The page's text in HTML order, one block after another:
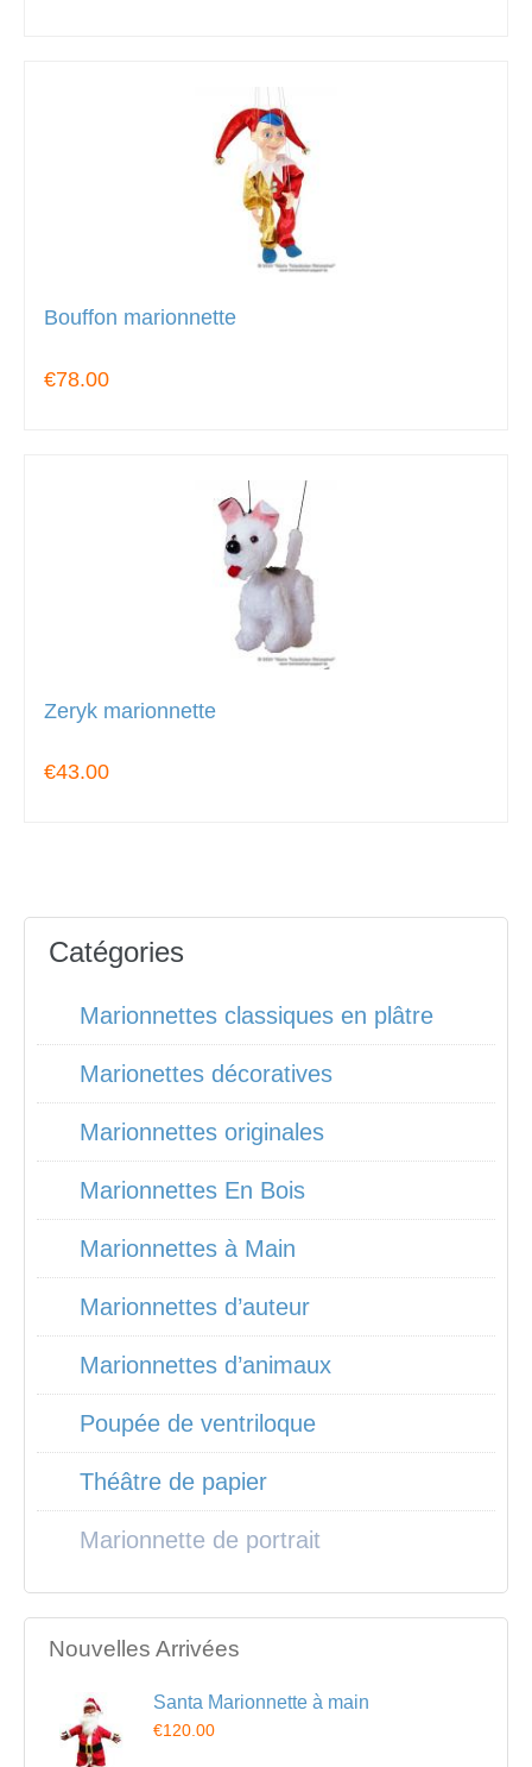
Bouffon marionnette
€78.00
Zeryk marionnette
€43.00
Catégories
Marionnettes classiques en plâtre
Marionettes décoratives
Marionnettes originales
Marionnettes En Bois
Marionnettes à Main
Marionnettes d’auteur
Marionnettes d’animaux
Poupée de ventriloque
Théâtre de papier
Marionnette de portrait
Nouvelles Arrivées
Santa Marionnette à main
€120.00